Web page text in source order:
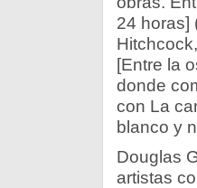
24 horas]
[Entre la
donde
con La
blanco y
Douglas
artistas